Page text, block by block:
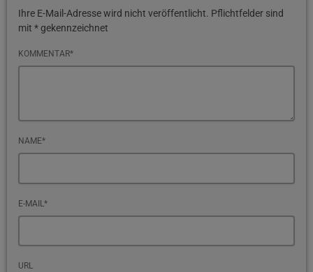
Ihre E-Mail-Adresse wird nicht veröffentlicht. Pflichtfelder sind
mit * gekennzeichnet
KOMMENTAR*
NAME*
E-MAIL*
URL